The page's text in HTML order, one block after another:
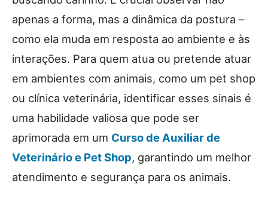
apenas a forma, mas a dinâmica da postura –
como ela muda em resposta ao ambiente e às
interações. Para quem atua ou pretende atuar
em ambientes com animais, como um pet shop
ou clínica veterinária, identificar esses sinais é
uma habilidade valiosa que pode ser
aprimorada em um Curso de Auxiliar de
Veterinário e Pet Shop, garantindo um melhor
atendimento e segurança para os animais.